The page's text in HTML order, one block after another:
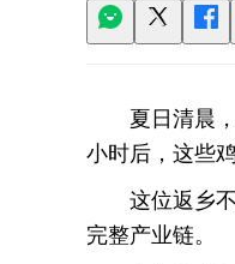
夏日清晨
小时后，这些
这位返乡
完整产业链。